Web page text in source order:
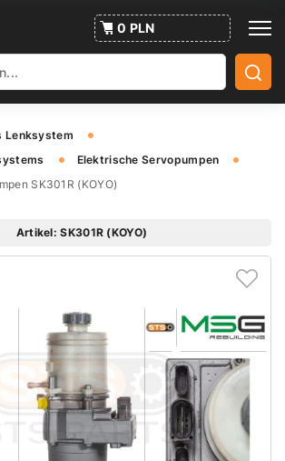
0 PLN
Lenksystem
Elektrische Servopumpen
SK301R (KOYO)
Artikel: SK301R (KOYO)